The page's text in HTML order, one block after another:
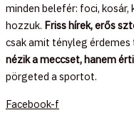
minden belefér: foci, kosár,
hozzuk. Friss hírek, erős
csak amit tényleg érdemes
nézik a meccset, hanem
pörgeted a sportot.
Facebook-f